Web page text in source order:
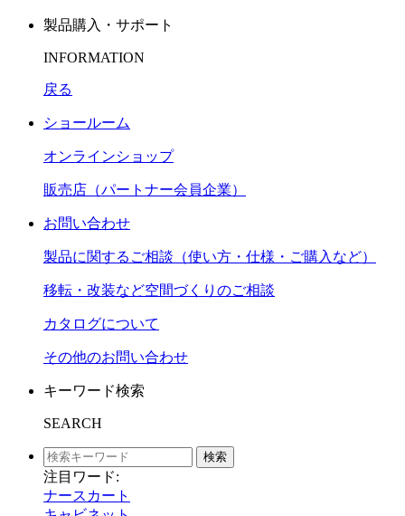
製品購入・サポート
INFORMATION
戻る
ショールーム
オンラインショップ
販売店（パートナー会員企業）
お問い合わせ
製品に関するご相談（使い方・仕様・ご購入など）
移転・改装など空間づくりのご相談
カタログについて
その他のお問い合わせ
キーワード検索
SEARCH
検索
注目ワード:
ナースカート